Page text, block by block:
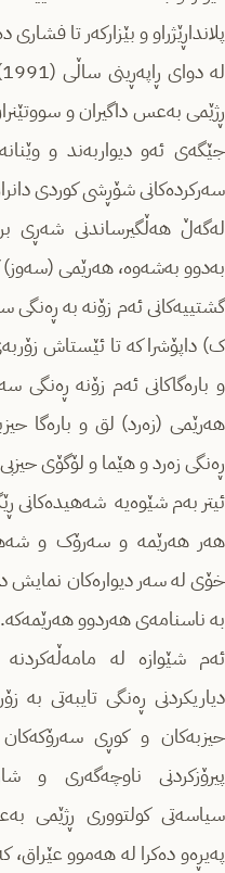
پلانداڕێژراو و بێزارکەر تا
ڕژێمی بەعس داگیران و
جێگەی ئەو دیواربەند و
سەرکردەکانی شۆڕشی کوردی
لەگەڵ هەڵگیرساندنی شەڕی
بەدوو بەشەوە، هەرێمی (سەوز)
گشتییەکانی ئەم زۆنە بە
ک) داپۆشرا کە تا ئێستاش
و بارەگاکانی ئەم زۆنە
هەرێمی (زەرد) لق و بارەگا
ڕەنگی زەرد و هێما و لۆگۆی
ئیتر بەم شێوەیە شەهیدەکانی
هەر هەرێمە و سەرۆک و
خۆی لە سەر دیوارەکان نمایش
بە ناسنامەی هەردوو هەرێمەکە.
ئەم شێوازە لە
دیاریکردنی ڕەنگی تایبەتی
حیزبەکان و کوڕی
پیرۆزکردنی ناوچەگەری و
سیاسەتی کولتووری ڕژێمی
پەیڕەو دەکرا لە هەموو عێراق،